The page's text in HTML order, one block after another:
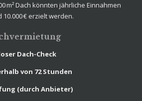
m² Dach könnten jährliche Einnahmen
10.000 € erzielt werden.
Dach-Check
von 72 Stunden
(durch Anbieter)